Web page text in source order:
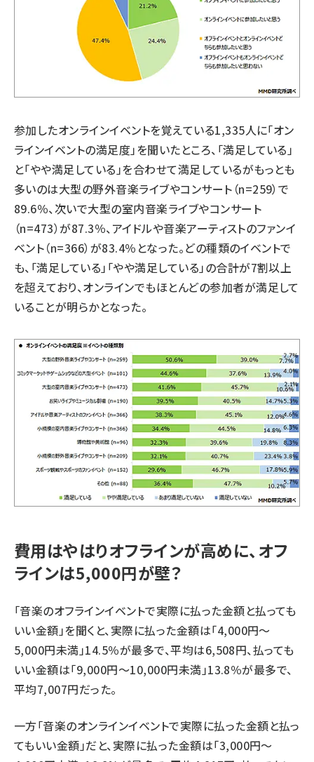
参加したオンラインイベントを覚えている1,335人に「オン
ラインイベントの満足度」を聞いたところ、「満足している」
と「やや満足している」を合わせて満足しているがもっとも
多いのは大型の野外音楽ライブやコンサート（n=259）で
89.6％、次いで大型の室内音楽ライブやコンサート
（n=473）が87.3％、アイドルや音楽アーティストのファンイ
ベント（n=366）が83.4％となった。どの種類のイベントで
も、「満足している」「やや満足している」の合計が7割以上
を超えており、オンラインでもほとんどの参加者が満足して
いることが明らかとなった。
費用はやはりオフラインが高めに、オフ
ラインは5,000円が壁？
「音楽のオフラインイベントで実際に払った金額と払っても
いい金額」を聞くと、実際に払った金額は「4,000円～
5,000円未満」14.5％が最多で、平均は6,508円、払っても
いい金額は「9,000円～10,000円未満」13.8％が最多で、
平均7,007円だった。
一方「音楽のオンラインイベントで実際に払った金額と払っ
てもいい金額」だと、実際に払った金額は「3,000円～